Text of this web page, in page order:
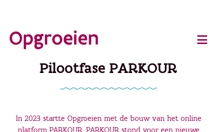
direct
hoofdinhoud
Main
navigationPilootfase PARKOUR
In 2023 startte Opgroeien met de bouw van het online
platform PARKOUR. PARKOUR stond voor een nieuwe